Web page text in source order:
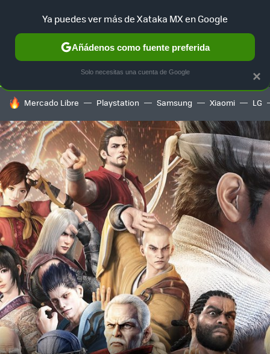
SELECCIÓN GAMING HOME AUTO TERRITORIO
HOY SE HABLA DE
Mercado Libre Playstation Samsung Xiaomi LG
×
Ya puedes ver más de Xataka MX en Google
Añádenos como fuente preferida
Solo necesitas una cuenta de Google